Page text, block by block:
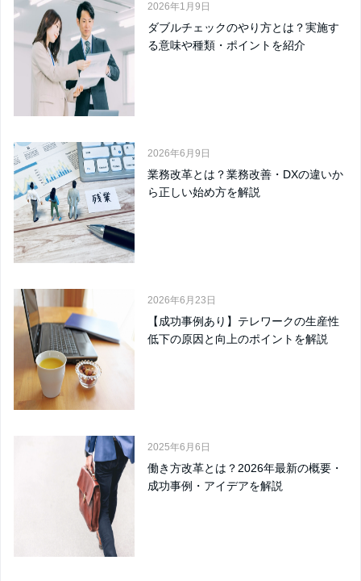
2026年1月9日
ダブルチェックのやり方とは？実施す
る意味や種類・ポイントを紹介
2026年6月9日
業務改革とは？業務改善・DXの違いか
ら正しい始め方を解説
2026年6月23日
【成功事例あり】テレワークの生産性
低下の原因と向上のポイントを解説
2025年6月6日
働き方改革とは？2026年最新の概要・
成功事例・アイデアを解説